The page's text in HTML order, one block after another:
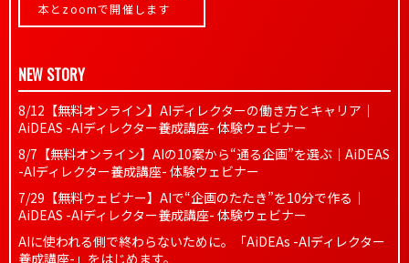
本とzoomで開催します
NEW STORY
8/12【無料オンライン】AIディレクターの働き方とキャリア｜
AiDEAS -AIディレクター養成講座- 体験ウェビナー
8/7【無料オンライン】AIの10案から“通る企画”を選ぶ｜AiDEAS
-AIディレクター養成講座- 体験ウェビナー
7/29【無料ウェビナー】AIで“企画のたたき”を10分で作る｜
AiDEAS -AIディレクター養成講座- 体験ウェビナー
AIに使われる側で終わらないために。「AiDEAs -AIディレクター
養成講座-」をはじめます。